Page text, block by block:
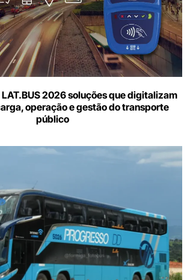
LAT.BUS 2026 soluções que digitalizam
operação e gestão do transporte
público